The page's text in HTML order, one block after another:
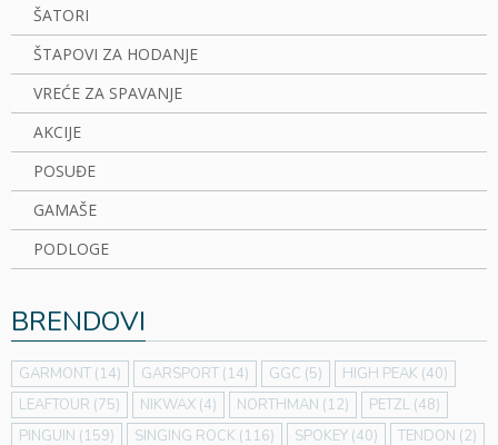
ŠATORI
ŠTAPOVI ZA HODANJE
VREĆE ZA SPAVANJE
AKCIJE
POSUĐE
GAMAŠE
PODLOGE
BRENDOVI
GARMONT (14) GARSPORT (14) GGC (5) HIGH PEAK (40)
LEAFTOUR (75) NIKWAX (4) NORTHMAN (12) PETZL (48)
PINGUIN (159) SINGING ROCK (116) SPOKEY (40) TENDON (2)